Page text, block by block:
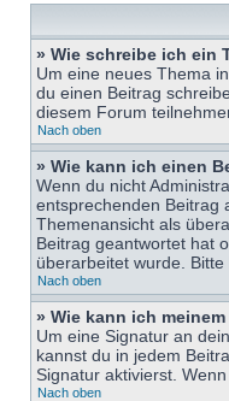
» Wie schreibe ich ein
Um eine neues Thema
du einen Beitrag
diesem Forum
Nach oben
» Wie kann ich einen
Wenn du nicht
entsprechenden Beitrag
Themenansicht als
Beitrag geantwortet hat
überarbeitet wurde.
Nach oben
» Wie kann ich
Um eine Signatur an
kannst du in jedem
Signatur aktivierst.
Nach oben